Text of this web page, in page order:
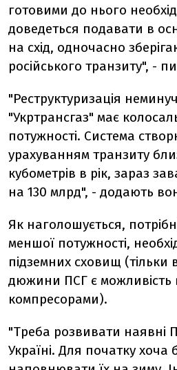
готовими до нього
доведеться подавати в
на схід, одночасно
російського транзиту", -
"Реструктуризація
"Укртрансгаз" має
потужності. Система
урахуванням транзиту
кубометрів в рік, зараз
на 130 млрд", - додають
Як наголошується,
меншої потужності,
підземних сховищ (тільки
дюжини ПСГ є можливість
компресорами).
"Треба розвивати наявні
Україні. Для початку хоча